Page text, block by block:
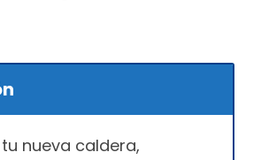
nueva caldera,